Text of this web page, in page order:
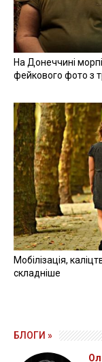
На Донеччині
фейкового фото з
Мобілізація,
складніше
БЛОГИ »